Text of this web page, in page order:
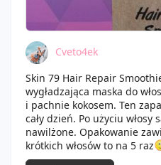
Cveto4ek
Skin 79 Hair Repair
wygładzająca maska do
i pachnie kokosem. Ten
cały dzień. Po użyciu włosy
nawilżone. Opakowanie
krótkich włosów to na 5 raz